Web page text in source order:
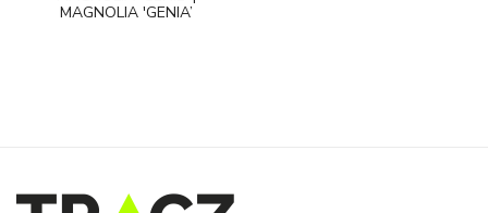
MAGNOLIA 'GENIA’